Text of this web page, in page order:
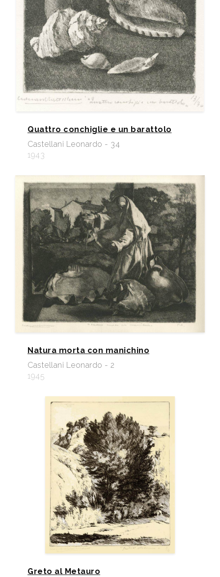
Quattro conchiglie e un barattolo
Castellani Leonardo - 34
1943
Natura morta con manichino
Castellani Leonardo - 2
1945
Greto al Metauro